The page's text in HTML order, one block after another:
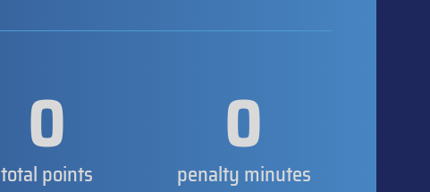
0
total points 0
penalty minutes